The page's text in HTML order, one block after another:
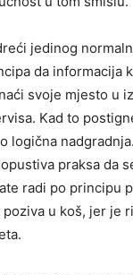
jedinog
da informacija
svoje mjesto u
Kad to
logična
praksa da
radi po principu
u koš, jer je